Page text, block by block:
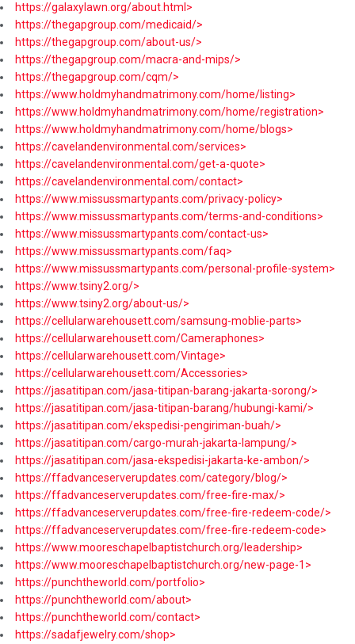
https://galaxylawn.org/about.html>
https://thegapgroup.com/medicaid/>
https://thegapgroup.com/about-us/>
https://thegapgroup.com/macra-and-mips/>
https://thegapgroup.com/cqm/>
https://www.holdmyhandmatrimony.com/home/listing>
https://www.holdmyhandmatrimony.com/home/registration>
https://www.holdmyhandmatrimony.com/home/blogs>
https://cavelandenvironmental.com/services>
https://cavelandenvironmental.com/get-a-quote>
https://cavelandenvironmental.com/contact>
https://www.missussmartypants.com/privacy-policy>
https://www.missussmartypants.com/terms-and-conditions>
https://www.missussmartypants.com/contact-us>
https://www.missussmartypants.com/faq>
https://www.missussmartypants.com/personal-profile-system>
https://www.tsiny2.org/>
https://www.tsiny2.org/about-us/>
https://cellularwarehousett.com/samsung-moblie-parts>
https://cellularwarehousett.com/Cameraphones>
https://cellularwarehousett.com/Vintage>
https://cellularwarehousett.com/Accessories>
https://jasatitipan.com/jasa-titipan-barang-jakarta-sorong/>
https://jasatitipan.com/jasa-titipan-barang/hubungi-kami/>
https://jasatitipan.com/ekspedisi-pengiriman-buah/>
https://jasatitipan.com/cargo-murah-jakarta-lampung/>
https://jasatitipan.com/jasa-ekspedisi-jakarta-ke-ambon/>
https://ffadvanceserverupdates.com/category/blog/>
https://ffadvanceserverupdates.com/free-fire-max/>
https://ffadvanceserverupdates.com/free-fire-redeem-code/>
https://ffadvanceserverupdates.com/free-fire-redeem-code>
https://www.mooreschapelbaptistchurch.org/leadership>
https://www.mooreschapelbaptistchurch.org/new-page-1>
https://punchtheworld.com/portfolio>
https://punchtheworld.com/about>
https://punchtheworld.com/contact>
https://sadafjewelry.com/shop>